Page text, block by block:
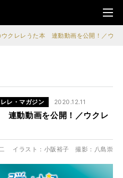
メニ
ュ
ウクレレうた本 連動動画を公開！／ウク
レ・マガジン 2020.12.11
連動動画を公開！／ウクレ
イラスト：小阪裕子 撮影：八島崇